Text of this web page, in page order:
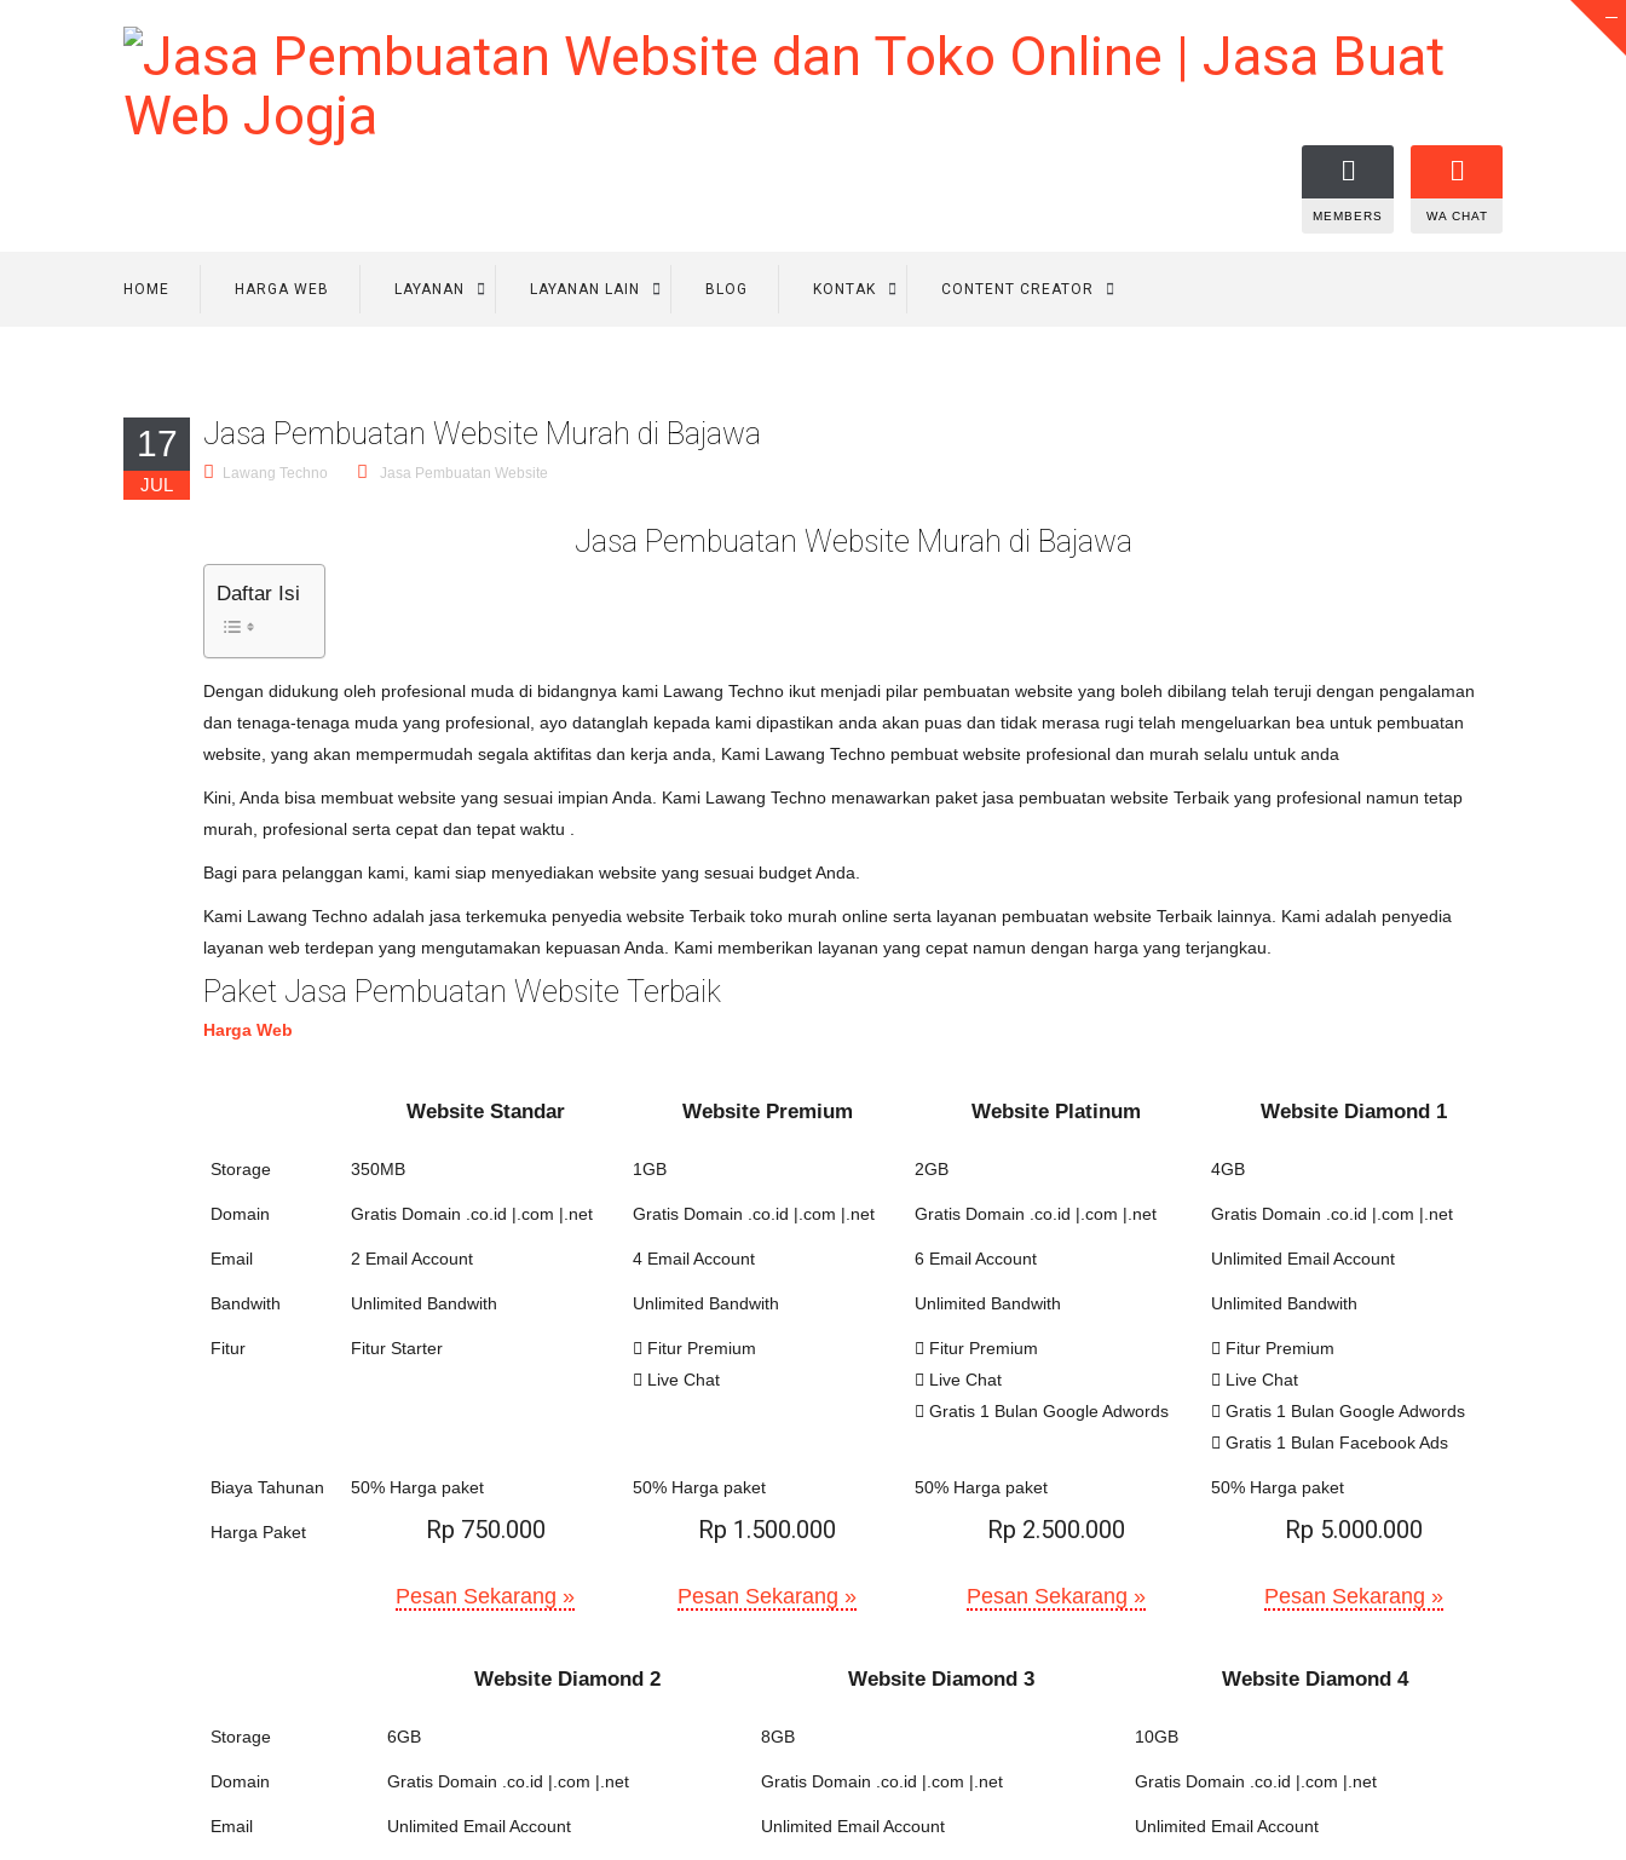
MEMBERS WA CHAT
HOME HARGA WEB LAYANAN LAYANAN LAIN BLOG KONTAK CONTENT CREATOR
17
JUL
Jasa Pembuatan Website Murah di Bajawa
Lawang Techno Jasa Pembuatan Website
Jasa Pembuatan Website Murah di Bajawa
Daftar Isi
Dengan didukung oleh profesional muda di bidangnya kami Lawang Techno ikut menjadi pilar pembuatan website yang boleh dibilang telah teruji dengan pengalaman
dan tenaga-tenaga muda yang profesional, ayo datanglah kepada kami dipastikan anda akan puas dan tidak merasa rugi telah mengeluarkan bea untuk pembuatan
website, yang akan mempermudah segala aktifitas dan kerja anda, Kami Lawang Techno pembuat website profesional dan murah selalu untuk anda
Kini, Anda bisa membuat website yang sesuai impian Anda. Kami Lawang Techno menawarkan paket jasa pembuatan website Terbaik yang profesional namun tetap
murah, profesional serta cepat dan tepat waktu .
Bagi para pelanggan kami, kami siap menyediakan website yang sesuai budget Anda.
Kami Lawang Techno adalah jasa terkemuka penyedia website Terbaik toko murah online serta layanan pembuatan website Terbaik lainnya. Kami adalah penyedia
layanan web terdepan yang mengutamakan kepuasan Anda. Kami memberikan layanan yang cepat namun dengan harga yang terjangkau.
Paket Jasa Pembuatan Website Terbaik
Harga Web
Website Standar Website Premium Website Platinum Website Diamond 1
Storage 350MB 1GB 2GB 4GB
Domain Gratis Domain .co.id |.com |.net Gratis Domain .co.id |.com |.net Gratis Domain .co.id |.com |.net Gratis Domain .co.id |.com |.net
Email 2 Email Account 4 Email Account 6 Email Account Unlimited Email Account
Bandwith Unlimited Bandwith Unlimited Bandwith Unlimited Bandwith Unlimited Bandwith
Fitur Fitur Starter
Fitur Premium
Live Chat
Fitur Premium
Live Chat
Gratis 1 Bulan Google Adwords
Fitur Premium
Live Chat
Gratis 1 Bulan Google Adwords
Gratis 1 Bulan Facebook Ads
Biaya Tahunan 50% Harga paket 50% Harga paket 50% Harga paket 50% Harga paket
Harga Paket Rp 750.000 Rp 1.500.000 Rp 2.500.000 Rp 5.000.000
Pesan Sekarang » Pesan Sekarang » Pesan Sekarang » Pesan Sekarang »
Website Diamond 2 Website Diamond 3 Website Diamond 4
Storage 6GB 8GB 10GB
Domain Gratis Domain .co.id |.com |.net Gratis Domain .co.id |.com |.net Gratis Domain .co.id |.com |.net
Email Unlimited Email Account Unlimited Email Account Unlimited Email Account